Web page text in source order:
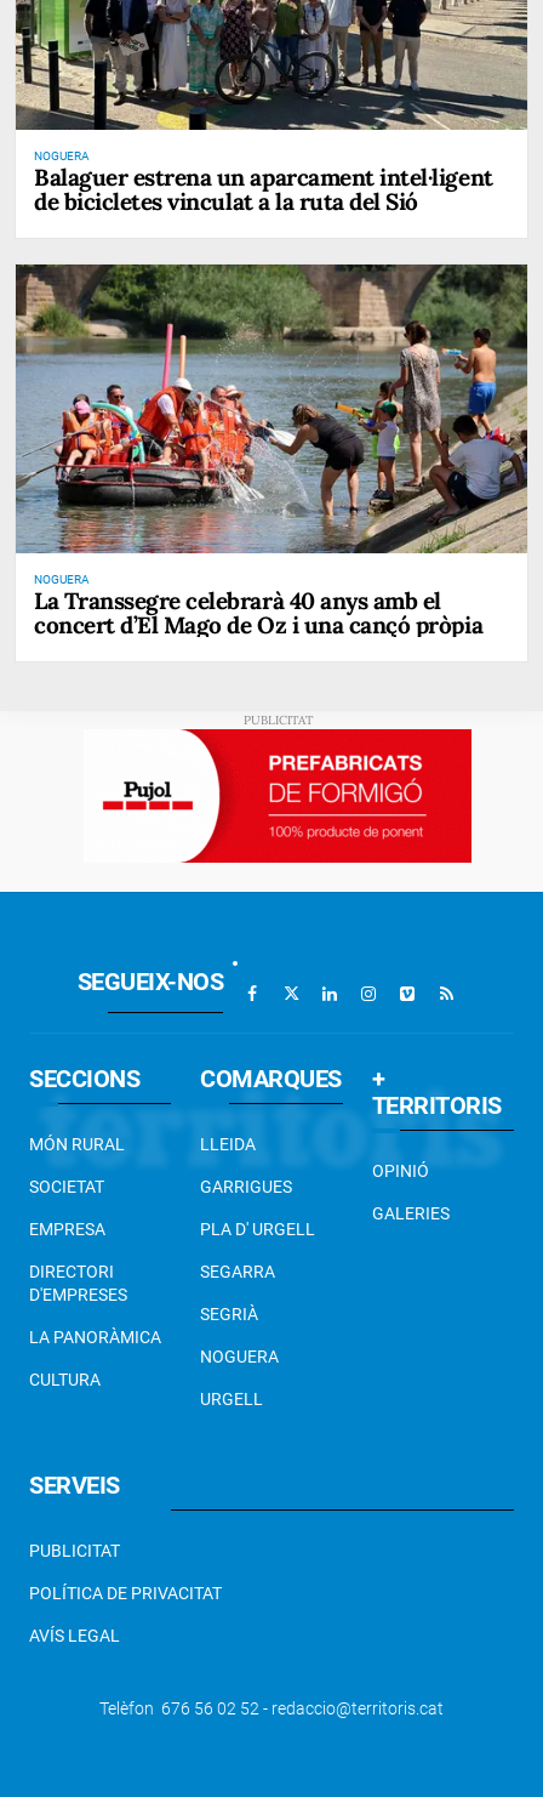
NOGUERA
Balaguer estrena un aparcament intel·ligent
de bicicletes vinculat a la ruta del Sió
NOGUERA
La Transsegre celebrarà 40 anys amb el
concert d’El Mago de Oz i una cançó pròpia
SEGUEIX-NOS
SECCIONS
MÓN RURAL
SOCIETAT
EMPRESA
DIRECTORI
D'EMPRESES
LA PANORÀMICA
CULTURA
COMARQUES
LLEIDA
GARRIGUES
PLA D' URGELL
SEGARRA
SEGRIÀ
NOGUERA
URGELL
+
TERRITORIS
OPINIÓ
GALERIES
SERVEIS
PUBLICITAT
POLÍTICA DE PRIVACITAT
AVÍS LEGAL
Telèfon 676 56 02 52 - redaccio@territoris.cat